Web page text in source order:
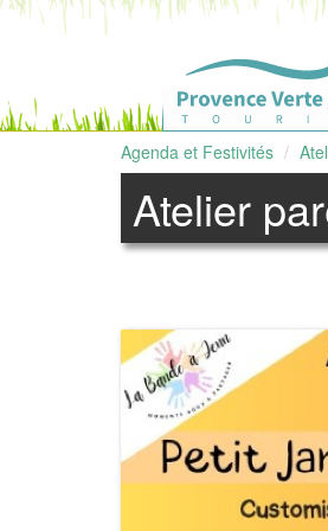
Agenda et Festivités
Atelier